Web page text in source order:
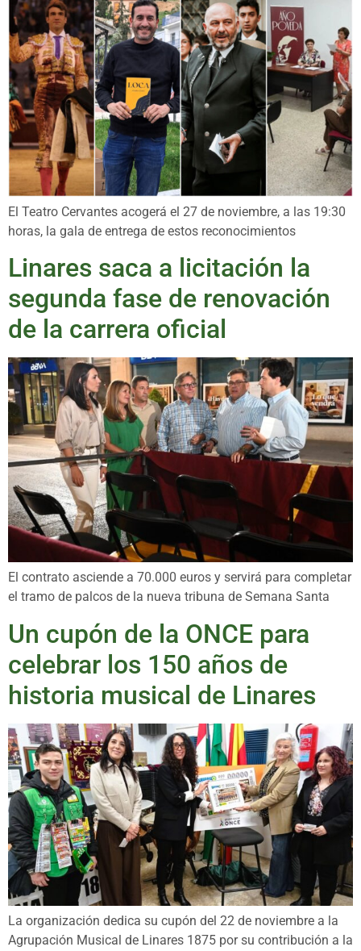
El Teatro Cervantes acogerá el 27 de noviembre, a las 19:30
horas, la gala de entrega de estos reconocimientos
Linares saca a licitación la
segunda fase de renovación
de la carrera oficial
El contrato asciende a 70.000 euros y servirá para completar
el tramo de palcos de la nueva tribuna de Semana Santa
Un cupón de la ONCE para
celebrar los 150 años de
historia musical de Linares
La organización dedica su cupón del 22 de noviembre a la
Agrupación Musical de Linares 1875 por su contribución a la